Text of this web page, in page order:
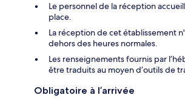
Le personnel de la réception
place.
La réception de cet établissement
dehors des heures normales.
Les renseignements fournis par
être traduits au moyen d’outils de
Obligatoire à l’arrivée